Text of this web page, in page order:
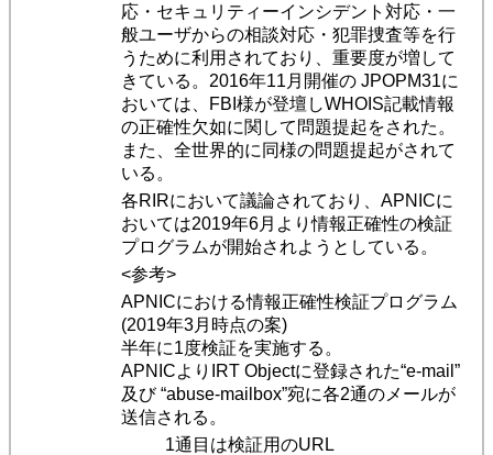
応・セキュリティーインシデント対応・一
般ユーザからの相談対応・犯罪捜査等を行
うために利用されており、重要度が増して
きている。2016年11月開催の JPOPM31に
おいては、FBI様が登壇しWHOIS記載情報
の正確性欠如に関して問題提起をされた。
また、全世界的に同様の問題提起がされて
いる。
各RIRにおいて議論されており、APNICに
おいては2019年6月より情報正確性の検証
プログラムが開始されようとしている。
<参考>
APNICにおける情報正確性検証プログラム
(2019年3月時点の案)
半年に1度検証を実施する。
APNICよりIRT Objectに登録された“e-mail”
及び “abuse-mailbox”宛に各2通のメールが
送信される。
1通目は検証用のURL